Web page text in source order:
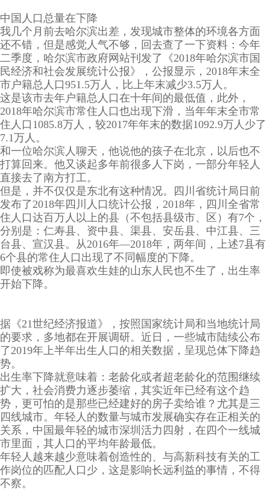
中国人口总量在下降
我几个月前去哈尔滨出差，发现城市整体的环境各方面
还不错，但是感觉人气不够，回去查了一下资料：今年
二季度，哈尔滨市政府网站刊发了《2018年哈尔滨市国
民经济和社会发展统计公报》，公报显示，2018年末全
市户籍总人口951.5万人，比上年末减少3.5万人。
这是该市去年户籍总人口在十年间的最低值，此外，
2018年哈尔滨市常住人口也出现下滑，当年年末全市常
住人口1085.8万人，较2017年年末的数据1092.9万人少了
7.1万人。
和一位哈尔滨人聊天，他说他的孩子在北京，以后也不
打算回来。他又谈起多年前很多人下岗，一部分年轻人
直接去了南方打工。
但是，并不仅仅是东北有这种情况。四川省统计局日前
发布了2018年四川人口统计公报，2018年，四川全省常
住人口达百万人以上的县（不包括县级市、区）有7个，
分别是：仁寿县、资中县、渠县、安岳县、中江县、三
台县、宣汉县。从2016年—2018年，两年间，上述7县有
6个县的常住人口出现了不同幅度的下降。
即使被戏称为最喜欢生娃的山东人民也不生了，出生率
开始下降。
据《21世纪经济报道》，按照国家统计局和当地统计局
的要求，多地都在开展调研。近日，一些城市陆续公布
了2019年上半年出生人口的相关数据，呈现总体下降趋
势。
出生率下降就意味着：老龄化或者超老龄化的范围继续
扩大，社会消费力逐步萎缩，其实近年已经有这个趋
势，更可怕的是那些已经建好的房子卖给谁？尤其是三
四线城市。年轻人的数量与城市发展确实存在正相关的
关系，中国最年轻的城市深圳活力四射，在四个一线城
市里面，其人口的平均年龄最低。
年轻人越来越少意味着创造性的、与高新科技有关的工
作岗位的匹配人口少，这是影响长远利益的事情，不得
不察。